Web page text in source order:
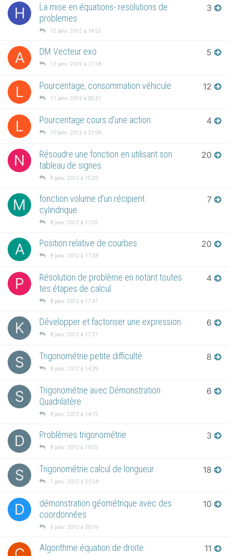
H
La mise en équations- resolutions de
problemes
12 janv. 2012 à 19:55
3
A DM Vecteur exo
12 janv. 2012 à 17:18
5
L Pourcentage, consommation véhicule
11 janv. 2012 à 05:37
12
L Pourcentage cours d'une action
10 janv. 2012 à 21:06
4
N
Résoudre une fonction en utilisant son
tableau de signes
9 janv. 2012 à 15:20
20
M
fonction volume d'un récipient
cylindrique
8 janv. 2012 à 17:55
7
A Position relative de courbes
8 janv. 2012 à 17:38
20
P
Résolution de problème en notant toutes
tes étapes de calcul
8 janv. 2012 à 17:37
4
K Développer et factoriser une expression
8 janv. 2012 à 17:27
6
S Trigonométrie petite difficulté
8 janv. 2012 à 14:29
8
S
Trigonométrie avec Démonstration
Quadrilatère
8 janv. 2012 à 14:15
6
D Problèmes trigonométrie
8 janv. 2012 à 10:55
3
S Trigonométrie calcul de longueur
7 janv. 2012 à 21:54
18
D
démonstration géométrique avec des
coordonnées
6 janv. 2012 à 00:19
10
Algorithme équation de droite. 11